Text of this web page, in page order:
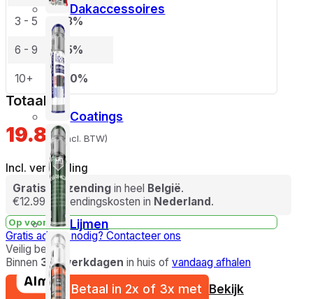
Dakaccessoires
Coatings
Lijmen
3 - 5 3%
6 - 9 5%
10+ 10%
Totaal
19.89(incl. BTW)
Incl. verzending
Gratis verzending in heel België.
€12.99 verzendingskosten in Nederland .
Op voorraad
Gratis advies nodig? Contacteer ons
Veilig betalen
Binnen 3-5 werkdagen in huis of vandaag afhalen
Betaal in 2x of 3x met Bekijk